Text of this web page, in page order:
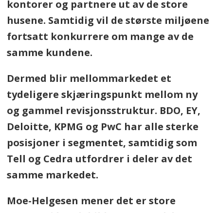
kontorer og partnere ut av de store
husene. Samtidig vil de største miljøene
fortsatt konkurrere om mange av de
samme kundene.
Dermed blir mellommarkedet et
tydeligere skjæringspunkt mellom ny
og gammel revisjonsstruktur. BDO, EY,
Deloitte, KPMG og PwC har alle sterke
posisjoner i segmentet, samtidig som
Tell og Cedra utfordrer i deler av det
samme markedet.
Moe-Helgesen mener det er store